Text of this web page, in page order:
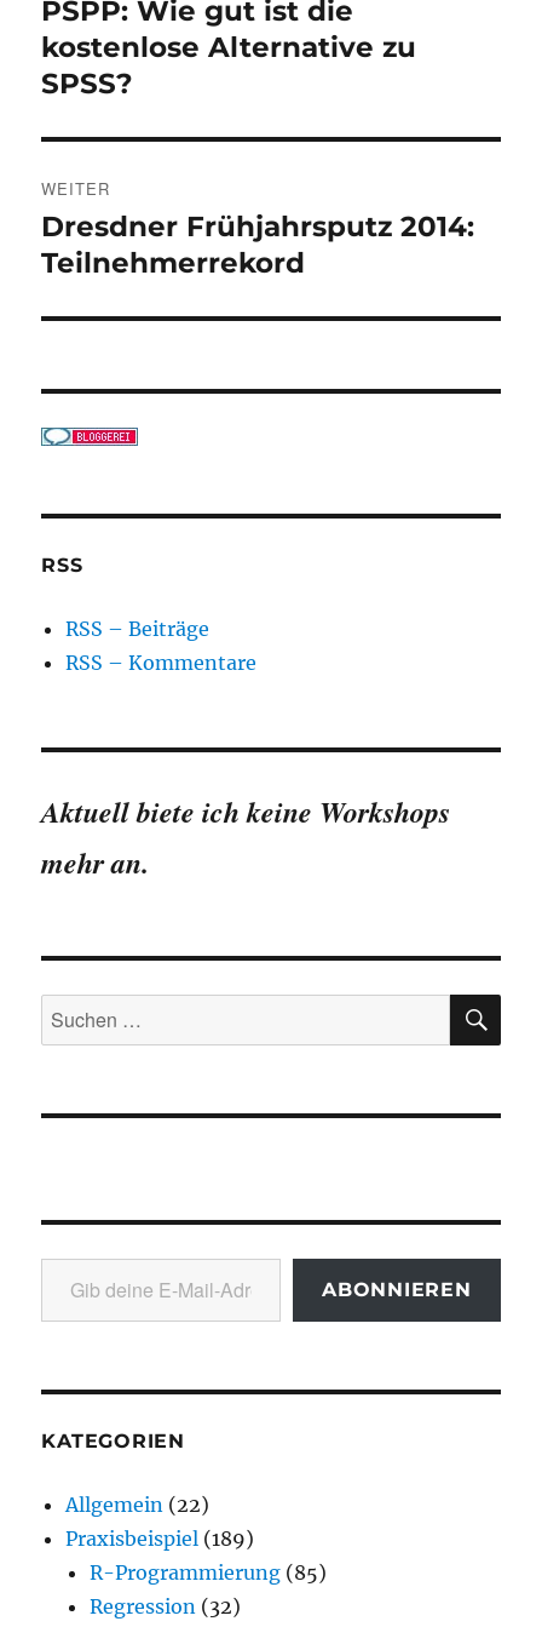
Vorheriger
Beitrag:
PSPP: Wie gut ist die
kostenlose Alternative zu
SPSS?
WEITER
Nächster
Beitrag:
Dresdner Frühjahrsputz 2014:
Teilnehmerrekord
RSS
RSS – Beiträge
RSS – Kommentare
Aktuell biete ich keine Workshops
mehr an.
Suchen
nach:
Gib deine E-Mail-Adresse ein ...
ABONNIEREN
KATEGORIEN
Allgemein (22)
Praxisbeispiel (189)
R-Programmierung (85)
Regression (32)